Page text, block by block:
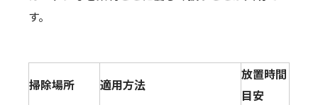
す。
掃除場所 適用方法
放置時間
目安